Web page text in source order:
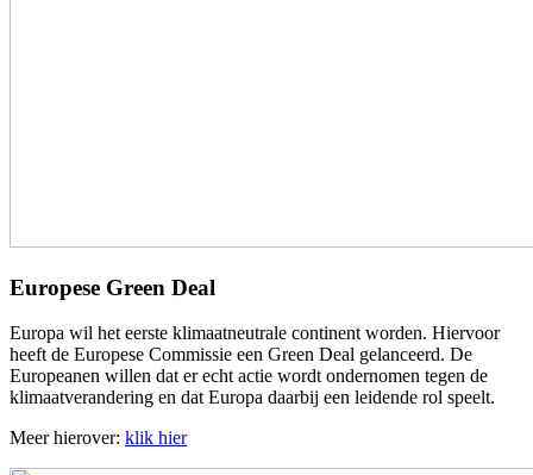
Europese Green Deal
Europa wil het eerste klimaatneutrale continent worden. Hiervoor
heeft de Europese Commissie een Green Deal gelanceerd. De
Europeanen willen dat er echt actie wordt ondernomen tegen de
klimaatverandering en dat Europa daarbij een leidende rol speelt.
Meer hierover: klik hier